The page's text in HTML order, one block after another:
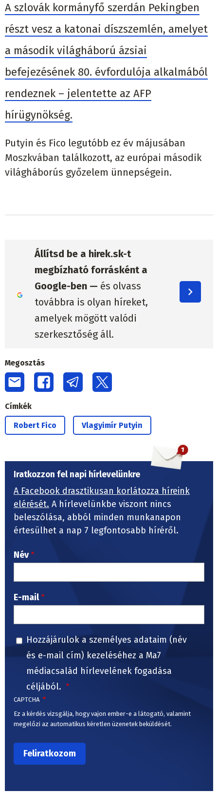
A szlovák kormányfő szerdán Pekingben
részt vesz a katonai díszszemlén, amelyet
a második világháború ázsiai
befejezésének 80. évfordulója alkalmából
rendeznek – jelentette az AFP
hírügynökség.
Putyin és Fico legutóbb ez év májusában
Moszkvában találkozott, az európai második
világháborús győzelem ünnepségein.
Állítsd be a hirek.sk-t
megbízható forrásként a
Google-ben — és olvass
továbbra is olyan híreket,
amelyek mögött valódi
szerkesztőség áll.
Megosztás
Címkék
Robert Fico Vlagyimír Putyin
Iratkozzon fel napi hírlevelünkre
A Facebook drasztikusan korlátozza híreink
elérését. A hírlevelünkbe viszont nincs
beleszólása, abból minden munkanapon
értesülhet a nap 7 legfontosabb híréről.
Név
E-mail
Hozzájárulok a személyes adataim (név
és e-mail cím) kezeléséhez a Ma7
médiacsalád hírlevelének fogadása
céljából.
CAPTCHA
Ez a kérdés vizsgálja, hogy vajon ember-e a látogató, valamint
megelőzi az automatikus kéretlen üzenetek beküldését.